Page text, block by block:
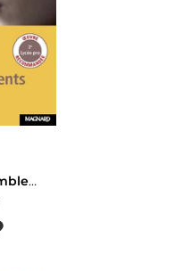
Stupeur Et Tremblements